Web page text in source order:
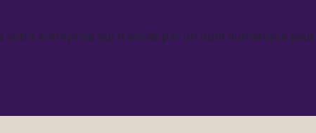
votre entreprise qui transite par un outil numérique